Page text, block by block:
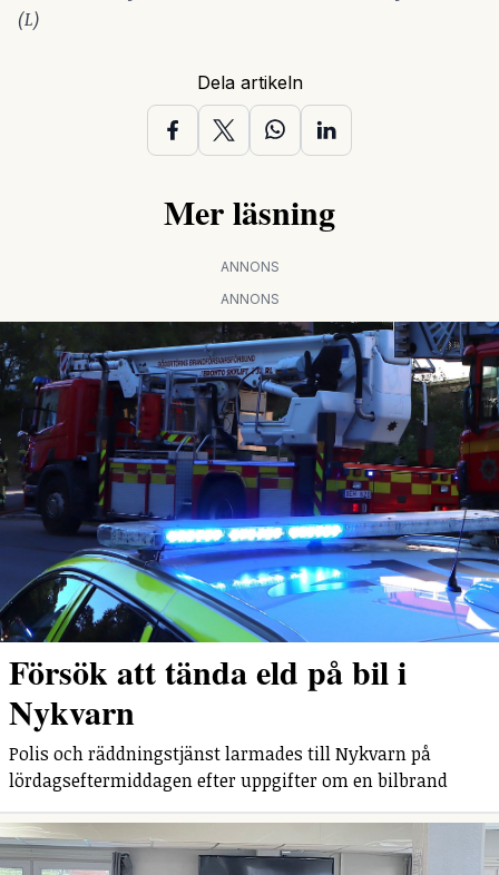
(L)
Dela artikeln
Mer läsning
ANNONS
ANNONS
Försök att tända eld på bil i
Nykvarn
Polis och räddningstjänst larmades till Nykvarn på
lördagseftermiddagen efter uppgifter om en bilbrand